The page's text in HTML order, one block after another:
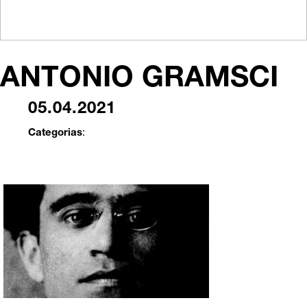
ANTONIO GRAMSCI
05.04.2021
Categorias: